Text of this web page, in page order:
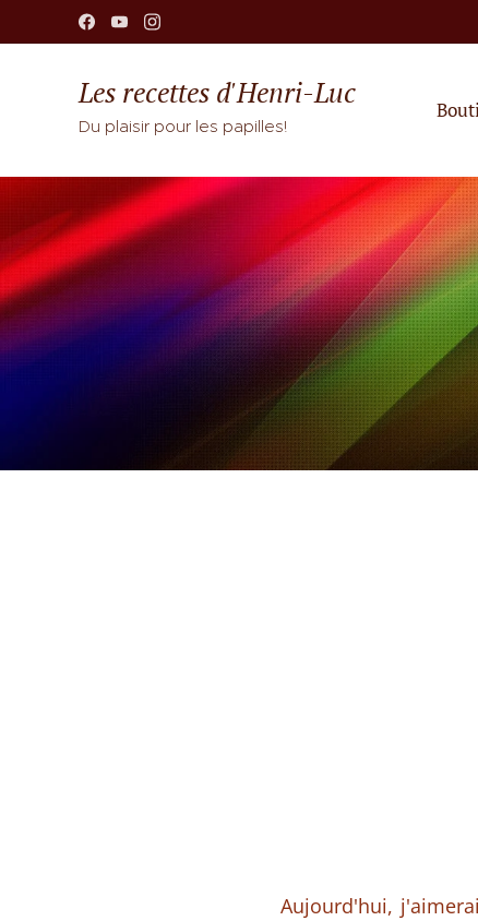
Les recettes d'Henri-Luc
Du plaisir pour les papilles!
Aujourd'hui,